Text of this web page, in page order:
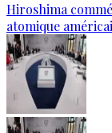
Hiroshima
atomique